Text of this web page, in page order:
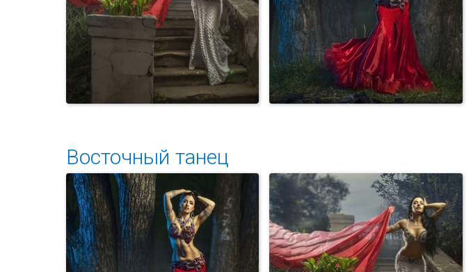
Неповторимая красота
классического ар...
Арабский танец на свадьбе
Восточный танец